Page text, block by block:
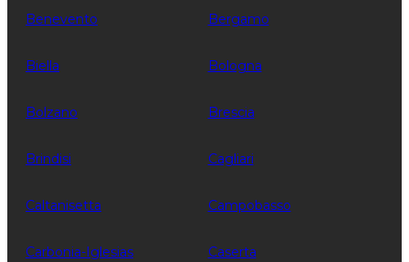
Benevento Bergamo
Biella Bologna
Bolzano Brescia
Brindisi Cagliari
Caltanisetta Campobasso
Carbonia-Iglesias Caserta